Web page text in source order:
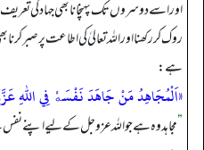
اور اسے دوسروں تک پہنچانا بھی جہاد کی
روک کر رکھنا او ر اللہ تعالیٰ کی اطاعت پر صبر
ہے:
«اَلْمُجَاهِدُ مَنْ جَاهَدَ نَفْسَهٗ فِي اللّٰهِ
”مجاہد وہ ہے جو اللہ عزوجل کے لیے اپنے